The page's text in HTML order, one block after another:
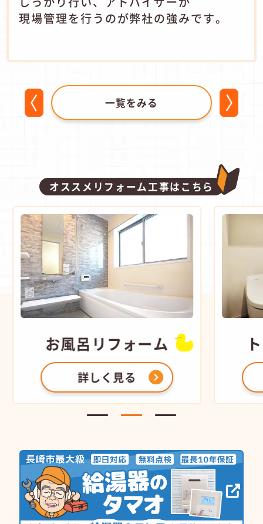
現場管理を行うのが弊社の強みです。
一覧をみる
オススメリフォーム工事はこちら
お風呂 リフォーム
詳しく見る